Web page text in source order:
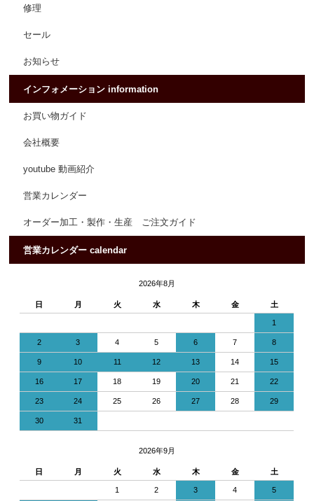
修理
セール
お知らせ
インフォメーション information
お買い物ガイド
会社概要
youtube 動画紹介
営業カレンダー
オーダー加工・製作・生産 ご注文ガイド
営業カレンダー calendar
2026年8月
日 月 火 水 木 金 土
1
2 3 4 5 6 7 8
9 10 11 12 13 14 15
16 17 18 19 20 21 22
23 24 25 26 27 28 29
30 31
2026年9月
日 月 火 水 木 金 土
1 2 3 4 5